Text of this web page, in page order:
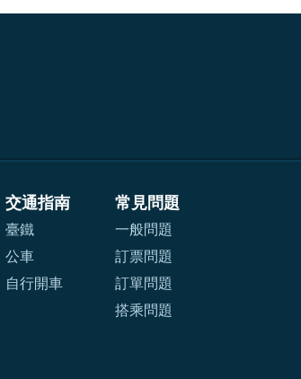
交通指南
臺鐵
公車
自行開車
常見問題
一般問題
訂票問題
訂單問題
搭乘問題